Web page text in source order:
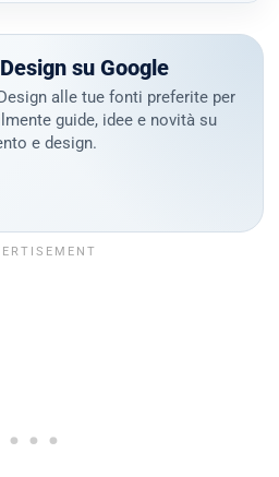
su Google
alle tue fonti preferite per
guide, idee e novità su
e design.